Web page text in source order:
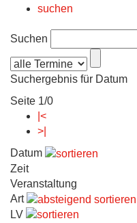
suchen
Suchen
Suchergebnis für Datum
Seite 1/0
|<
>|
Datum
Zeit
Veranstaltung
Art
LV